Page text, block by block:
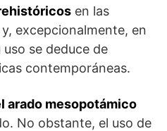
en las
excepcionalmente, en
se deduce de
contemporáneas.
arado mesopotámico
No obstante, el uso de